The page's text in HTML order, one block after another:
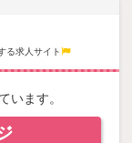
る求人サイト
います。